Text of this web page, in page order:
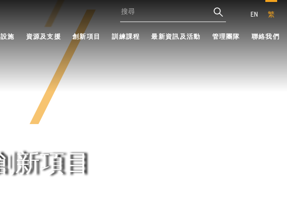
EN 繁
施 資源及支援 創新項目 訓練課程 最新資訊及活動 管理團隊 聯絡我們
新項目